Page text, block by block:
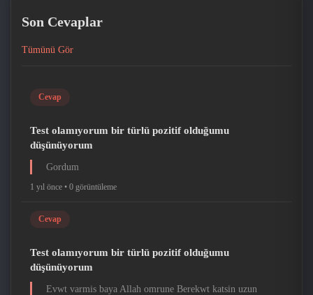
Son Cevaplar
Tümünü Gör
Cevap
Test olamıyorum bir türlü pozitif olduğumu
düşünüyorum
Gordum
1 yıl önce • 0 görüntüleme
Cevap
Test olamıyorum bir türlü pozitif olduğumu
düşünüyorum
Evwt varmis baya Allah omrune Berekwt katsin uzun